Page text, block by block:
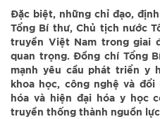
Đặc biệt, những chỉ đạo,
Tổng Bí thư, Chủ tịch nước
truyền Việt Nam trong giai
quan trọng. Đồng chí Tổng
mạnh yêu cầu phát triển y
khoa học, công nghệ và
hóa và hiện đại hóa y học
truyền thống thành nguồn